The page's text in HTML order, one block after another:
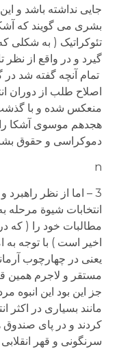
جایی نداشته باشد و
بشری می گویند که
تئوکراتیک ( به شکلی
گیرد و در واقع از
تمام آنچه گفته شد در
اصلاح طلب از دوران
منعکس شده و با گذشت
هجدهم موسوی آشکا را
دموکراسی و حقوق
n
3 – اما از نظر
انتخابات شیوة مرحله
مطالبات خود را ( که
اخیر است ) با توجه
مستقر و لاجرم همین
جز این بود این انبوه
مانند بسیاری در اکثر
کردند و در پای صندوق
سرنگونی و قهر